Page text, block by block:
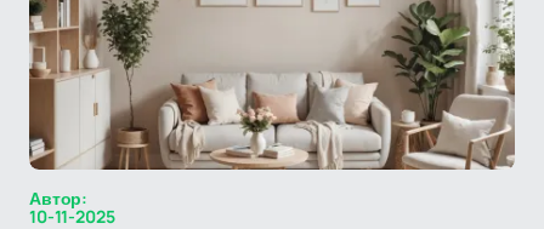
Автор:
10-11-2025